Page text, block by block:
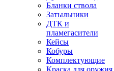
Бланки ствола
Затыльники
ДТК и
пламегасители
Кейсы
Кобуры
Комплектующие
Краска для оружия